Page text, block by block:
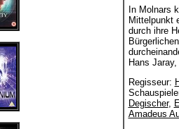
In Molnars
Mittelpunkt
durch ihre
Hans
Regisseur:
Degischer,
Amadeus